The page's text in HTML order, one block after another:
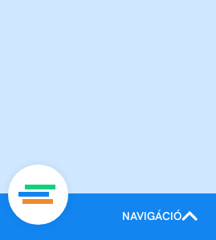
NAVIGÁCIÓ